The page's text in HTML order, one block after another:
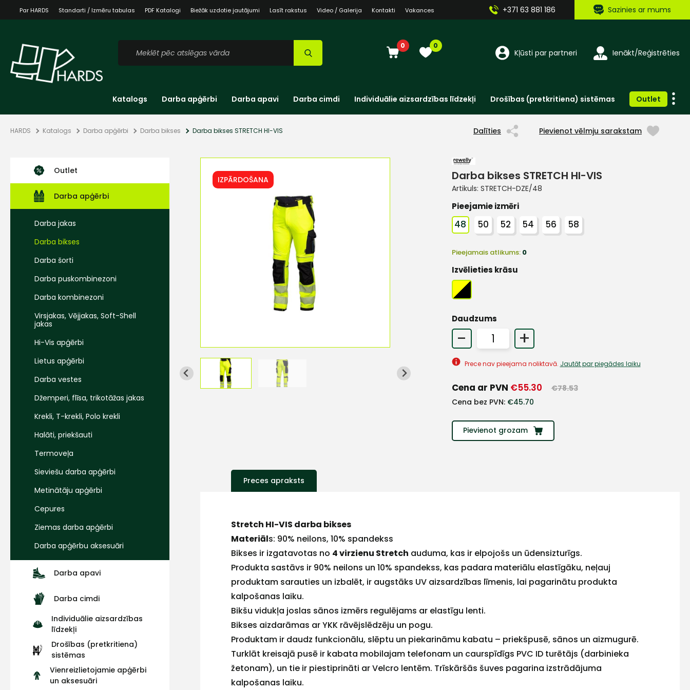
Par HARDS Standarti / Izmēru tabulas PDF Katalogi Biežāk uzdotie jautājumi Lasīt rakstus Video / Galerija Kontakti Vakances +371 63 881 186 Sazinies ar mums
0 0
Kļūsti par partneri Ienākt/Reģistrēties
Katalogs Darba apģērbi Darba apavi Darba cimdi Individuālie aizsardzības līdzekļi Drošības (pretkritiena) sistēmas Outlet
HARDS Katalogs Darba apģērbi Darba bikses Darba bikses STRETCH HI-VIS Dalīties Pievienot vēlmju sarakstam
Outlet
Darba apģērbi
Darba jakas
Darba bikses
Darba šorti
Darba puskombinezoni
Darba kombinezoni
Virsjakas, Vējjakas, Soft-Shell
jakas
Hi-Vis apģērbi
Lietus apģērbi
Darba vestes
Džemperi, flīsa, trikotāžas jakas
Krekli, T-krekli, Polo krekli
Halāti, priekšauti
Termoveļa
Sieviešu darba apģērbi
Metinātāju apģērbi
Cepures
Ziemas darba apģērbi
Darba apģērbu aksesuāri
Darba apavi
Darba cimdi
Individuālie aizsardzības
līdzekļi
Drošības (pretkritiena)
sistēmas
Vienreizlietojamie apģērbi
un aksesuāri
IZPĀRDOŠANA Darba bikses STRETCH HI-VIS
Artikuls: STRETCH-DZE/48
Pieejamie izmēri
48 50 52 54 56 58
Pieejamais atlikums: 0
Izvēlieties krāsu
Daudzums
- +
Prece nav pieejama noliktavā. Jautāt par piegādes laiku
Cena ar PVN €55.30 €78.53
Cena bez PVN: €45.70
Pievienot grozam
Preces apraksts
Stretch HI-VIS darba bikses
Materiāls: 90% neilons, 10% spandekss
Bikses ir izgatavotas no 4 virzienu Stretch auduma, kas ir elpojošs un ūdensizturīgs.
Produkta sastāvs ir 90% neilons un 10% spandekss, kas padara materiālu elastīgāku, neļauj
produktam sarauties un izbalēt, ir augstāks UV aizsardzības līmenis, lai pagarinātu produkta
kalpošanas laiku.
Bikšu vidukļa joslas sānos izmērs regulējams ar elastīgu lenti.
Bikses aizdarāmas ar YKK rāvējslēdzēju un pogu.
Produktam ir daudz funkcionālu, slēptu un piekarināmu kabatu – priekšpusē, sānos un aizmugurē.
Turklāt kreisajā pusē ir kabata mobilajam telefonam un caurspīdīgs PVC ID turētājs (darbinieka
žetonam), un tie ir piestiprināti ar Velcro lentēm. Trīskāršās šuves pagarina izstrādājuma
kalpošanas laiku.
Sazinies
ar
+